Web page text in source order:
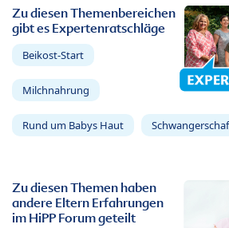
Zu diesen Themenbereichen
gibt es Expertenratschläge
Beikost-Start
Milchnahrung
Rund um Babys Haut
Zu diesen Themen haben
andere Eltern Erfahrungen
im HiPP Forum geteilt